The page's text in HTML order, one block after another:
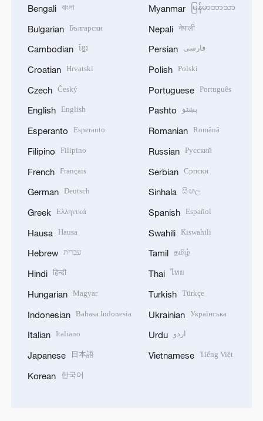
Bengali বাংলা
Bulgarian Български
Cambodian ខ្មែរ
Croatian Hrvatski
Czech Český
English English
Esperanto Esperanto
Filipino Filipino
French Français
German Deutsch
Greek Ελληνικά
Hausa Hausa
Hebrew עברית
Hindi हिन्दी
Hungarian Magyar
Indonesian Bahasa Indonesia
Italian Italiano
Japanese 日本語
Korean 한국어
Myanmar မြန်မာဘာသာ
Nepali नेपाली
Persian فارسی
Polish Polski
Portuguese Português
Pashto پښتو
Romanian Română
Russian Русский
Serbian Српски
Sinhala සිංහල
Spanish Español
Swahili Kiswahili
Tamil தமிழ்
Thai ไทย
Turkish Türkçe
Ukrainian Українська
Urdu اردو
Vietnamese Tiếng Việt